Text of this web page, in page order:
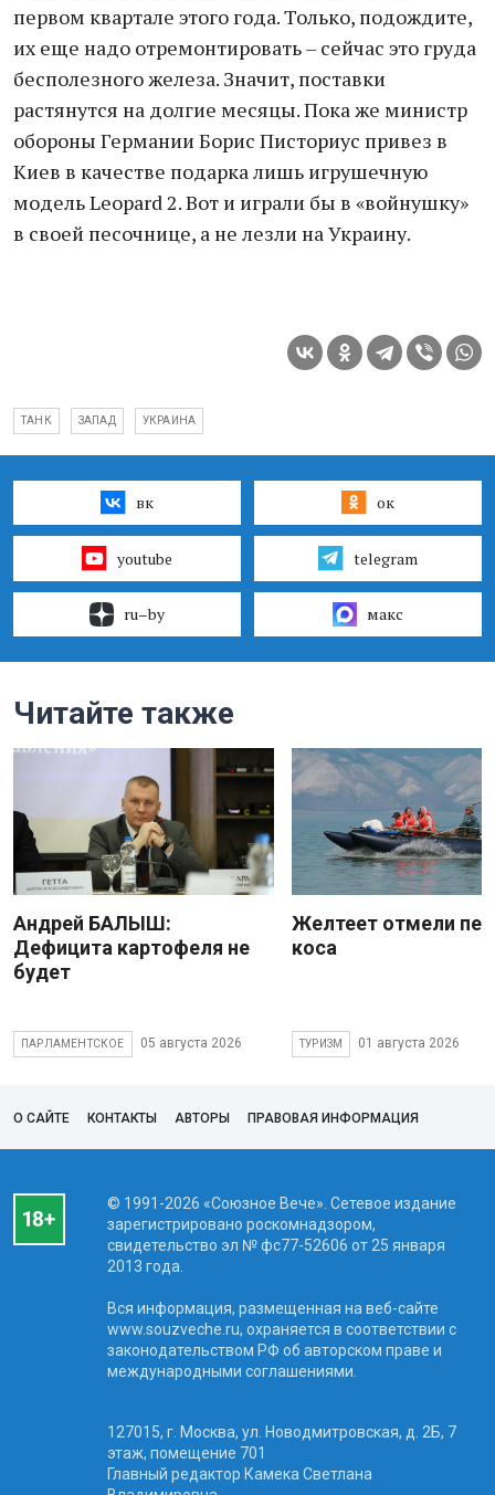
первом квартале этого года. Только, подождите,
их еще надо отремонтировать – сейчас это груда
бесполезного железа. Значит, поставки
растянутся на долгие месяцы. Пока же министр
обороны Германии Борис Писториус привез в
Киев в качестве подарка лишь игрушечную
модель Leopard 2. Вот и играли бы в «войнушку»
в своей песочнице, а не лезли на Украину.
ТАНК ЗАПАД УКРАИНА
вк ок
youtube telegram
ru–by макс
Читайте также
Андрей БАЛЫШ:
Дефицита картофеля не
будет
ПАРЛАМЕНТСКОЕ 05 августа 2026
Желтеет отмели
коса
ТУРИЗМ 01 августа 2026
О САЙТЕ КОНТАКТЫ АВТОРЫ ПРАВОВАЯ ИНФОРМАЦИЯ
© 1991-2026 «Союзное Вече». Сетевое издание
зарегистрировано роскомнадзором,
свидетельство эл № фc77-52606 от 25 января
2013 года.
Вся информация, размещенная на веб-сайте
www.souzveche.ru, охраняется в соответствии с
законодательством РФ об авторском праве и
международными соглашениями.
127015, г. Москва, ул. Новодмитровская, д. 2Б, 7
этаж, помещение 701
Главный редактор Камека Светлана